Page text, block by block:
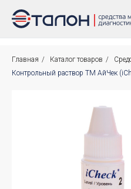
Главная / Каталог товаров /
Контрольный раствор ТМ АйЧек